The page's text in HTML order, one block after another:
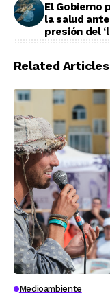
El Gobierno
la salud
presión del
Related Articles
Medioambiente